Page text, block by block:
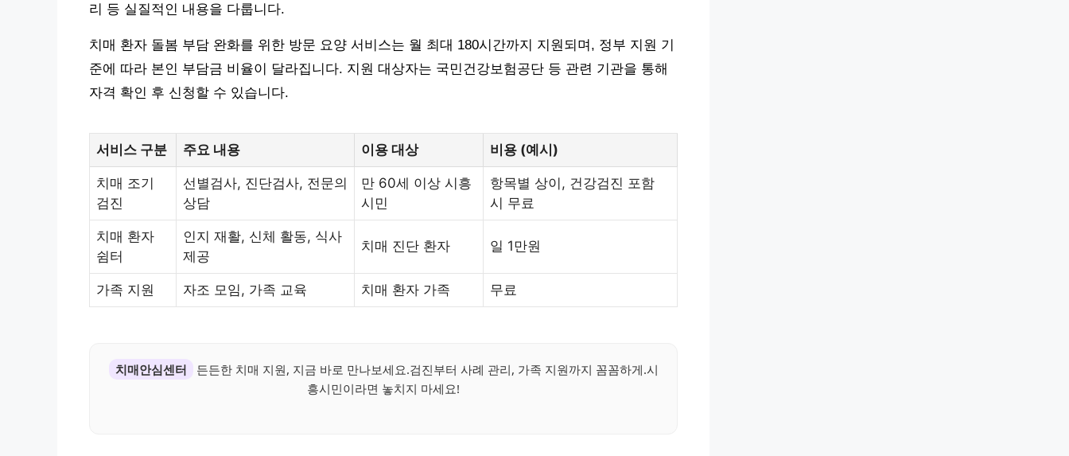
리 등 실질적인 내용을 다룹니다.
치매 환자 돌봄 부담 완화를 위한 방문 요양 서비스는 월 최대 180시간까지 지원되며, 정부 지원 기
준에 따라 본인 부담금 비율이 달라집니다. 지원 대상자는 국민건강보험공단 등 관련 기관을 통해
자격 확인 후 신청할 수 있습니다.
서비스 구분 주요 내용 이용 대상 비용 (예시)
치매 조기
검진
선별검사, 진단검사, 전문의
상담
만 60세 이상 시흥
시민
항목별 상이, 건강검진 포함
시 무료
치매 환자
쉼터
인지 재활, 신체 활동, 식사
제공
치매 진단 환자 일 1만원
가족 지원 자조 모임, 가족 교육 치매 환자 가족 무료
치매안심센터
든든한 치매 지원, 지금 바로 만나보세요.검진부터 사례 관리, 가족 지원까지 꼼꼼하게.시
흥시민이라면 놓치지 마세요!